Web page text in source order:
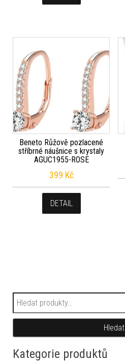
Beneto Růžově pozlacené
stříbrné náušnice s krystaly
AGUC1955-ROSE
399 Kč
DETAIL
Hledat:
Hledat
Kategorie produktů